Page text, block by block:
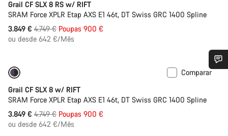
Grail CF SLX 8 RS w/ RIFT
SRAM Force XPLR Etap AXS E1 46t, DT Swiss GRC 1400 Spline
3.849 € Preço
Original
4.749 € Poupas 900 €
ou desde 642 €/Mês
Comparar
Grail CF SLX 8 w/ RIFT
SRAM Force XPLR Etap AXS E1 46t, DT Swiss GRC 1400 Spline
3.849 € Preço
Original
4.749 € Poupas 900 €
ou desde 642 €/Mês
Os nossos peritos em apoio ao cliente estão prontos para
responder às tuas perguntas.